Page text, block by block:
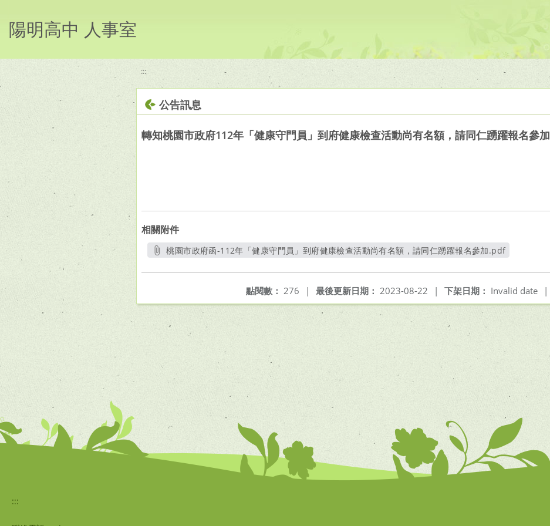
陽明高中 人事室
:::
公告訊息
轉知桃園市政府112年「健康守門員」到府健康檢查活動尚有名額，請同仁踴躍報名參加
相關附件
桃園市政府函-112年「健康守門員」到府健康檢查活動尚有名額，請同仁踴躍報名參加.pdf
下架日期： Invalid date |
最後更新日期： 2023-08-22 |
點閱數： 276 |
:::